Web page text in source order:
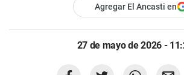
Agregar El Ancasti en
27 de mayo de 2026 -